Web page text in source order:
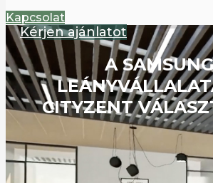
Kapcsolat
Kérjen ajánlatot
A
CITYZENT